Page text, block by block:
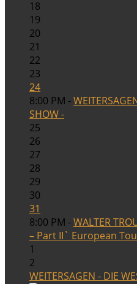
18
19
20
21
22
23
24
8:00 PM -
SHOW -
25
26
27
28
29
30
31
8:00 PM -WALTER
– Part II` European
1
2
WEITERSAGEN - DIE